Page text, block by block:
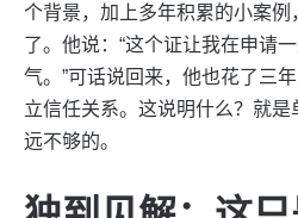
个背景，加上多年积累的小案
了。他说：“这个证让我在申请
气。”可话说回来，他也花了三
立信任关系。这说明什么？就
远不够的。